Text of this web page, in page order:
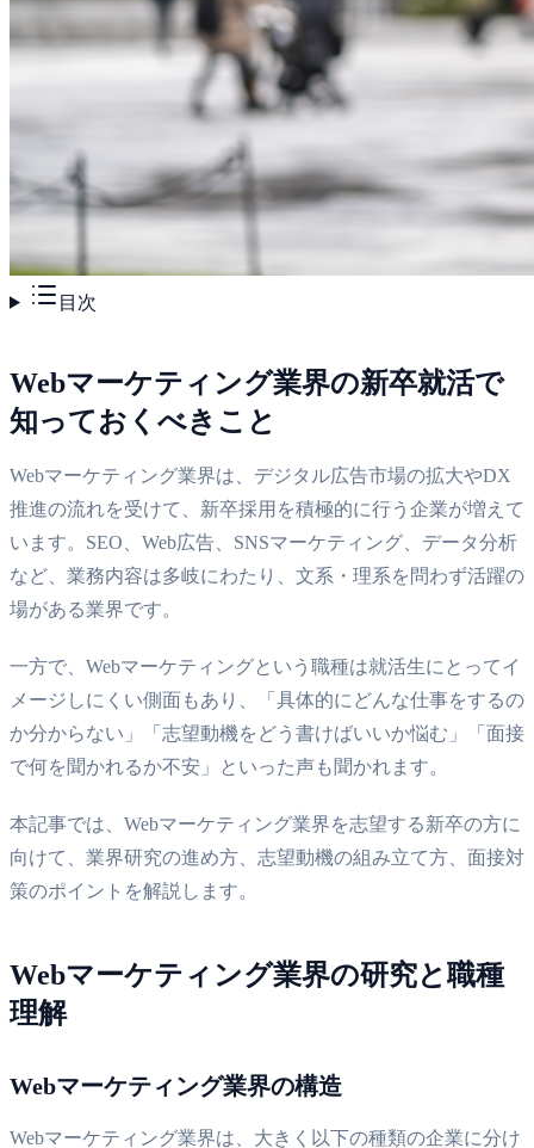
目次
Webマーケティング業界の新卒就活で
知っておくべきこと
Webマーケティング業界は、デジタル広告市場の拡大やDX
推進の流れを受けて、新卒採用を積極的に行う企業が増えて
います。SEO、Web広告、SNSマーケティング、データ分析
など、業務内容は多岐にわたり、文系・理系を問わず活躍の
場がある業界です。
一方で、Webマーケティングという職種は就活生にとってイ
メージしにくい側面もあり、「具体的にどんな仕事をするの
か分からない」「志望動機をどう書けばいいか悩む」「面接
で何を聞かれるか不安」といった声も聞かれます。
本記事では、Webマーケティング業界を志望する新卒の方に
向けて、業界研究の進め方、志望動機の組み立て方、面接対
策のポイントを解説します。
Webマーケティング業界の研究と職種
理解
Webマーケティング業界の構造
Webマーケティング業界は、大きく以下の種類の企業に分け